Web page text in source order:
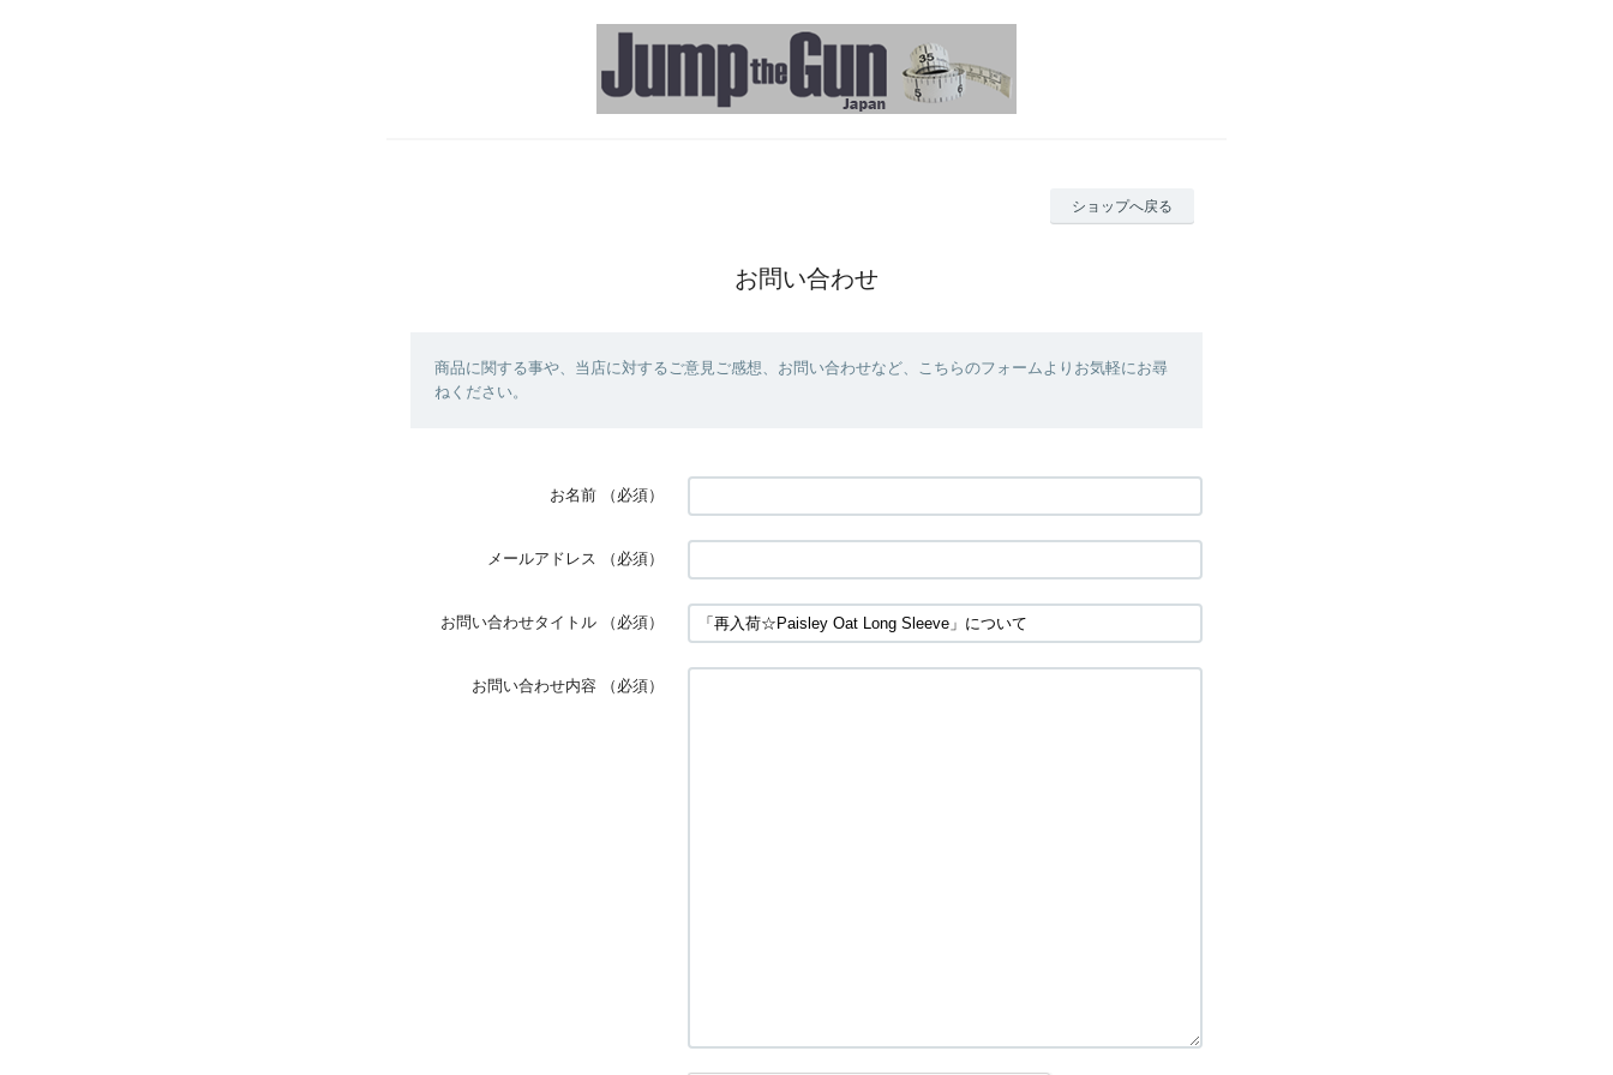
ショップへ戻る
お問い合わせ
商品に関する事や、当店に対するご意見ご感想、お問い合わせなど、こちらのフォームよりお気軽にお尋
ねください。
お名前 （必須）
メールアドレス （必須）
お問い合わせタイトル （必須）
お問い合わせ内容 （必須）